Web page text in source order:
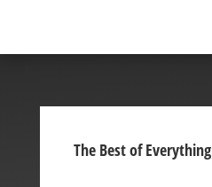
The Best of Everything